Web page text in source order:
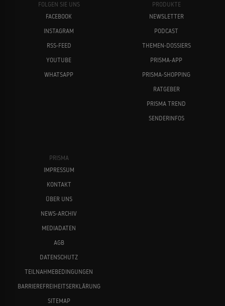
FOLGEN SIE UNS
FACEBOOK
INSTAGRAM
RSS-FEED
YOUTUBE
WHATSAPP
PRODUKTE
NEWSLETTER
PODCAST
THEMEN-DOSSIERS
PRISMA-APP
PRISMA-SHOPPING
RATGEBER
PRISMA TREND
SENDERINFOS
PRISMA
IMPRESSUM
KONTAKT
ÜBER UNS
NEWS-ARCHIV
MEDIADATEN
AGB
DATENSCHUTZ
TEILNAHMEBEDINGUNGEN
BARRIEREFREIHEITSERKLÄRUNG
SITEMAP